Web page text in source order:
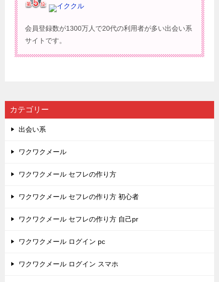
イククル
会員登録数が1300万人で20代の利用者が多い出会い系
サイトです。
カテゴリー
出会い系
ワクワクメール
ワクワクメール セフレの作り方
ワクワクメール セフレの作り方 初心者
ワクワクメール セフレの作り方 自己pr
ワクワクメール ログイン pc
ワクワクメール ログイン スマホ